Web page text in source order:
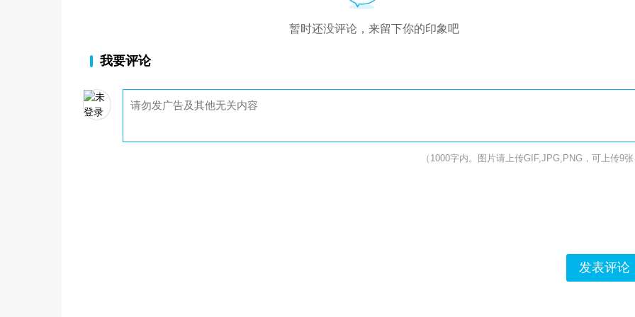
暂时还没评论，来留下你的印象吧
我要评论
（1000字内。图片请上传GIF,JPG,PNG，可上传9
发表评论